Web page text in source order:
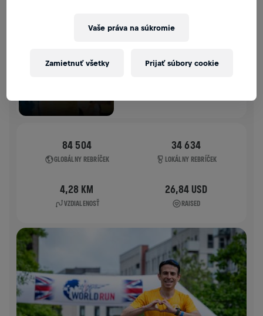
04. 5. 2025
84 504
GLOBÁLNY REBRÍČEK
34 634
LOKÁLNY REBRÍČEK
4,28 KM
VZDIALENOSŤ
26,84 USD
RAISED
Vaše práva na súkromie
Zamietnuť všetky Prijať súbory cookie